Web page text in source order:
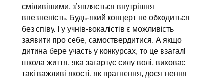
сміливішими, з’являється внутрішня
впевненість. Будь-який концерт не обходиться
без співу. І у учнів-вокалістів є можливість
заявити про себе, самоствердитися. А якщо
дитина бере участь у конкурсах, то це взагалі
школа життя, яка загартує силу волі, виховає
такі важливі якості, як прагнення, досягнення